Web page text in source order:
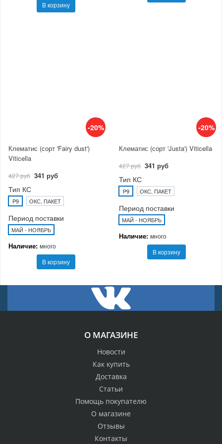
В корзину
-20%
Клематис (сорт 'Fairy dust')
Viticella
427 руб 341 руб
Тип КС
P9 ОКС, ПАКЕТ
Период поставки
МАЙ - НОЯБРЬ
Наличие: много
В корзину
-20%
Клематис (сорт 'Justa') Viticella
427 руб 341 руб
Тип КС
P9 ОКС, ПАКЕТ
Период поставки
МАЙ - НОЯБРЬ
Наличие: много
В корзину
О МАГАЗИНЕ
Новости
Как купить
Доставка
Статьи
Помощь покупателю
О магазине
Отзывы
Контакты